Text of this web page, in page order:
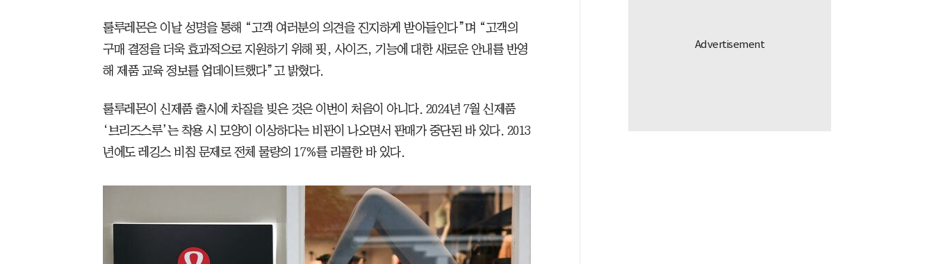
룰루레몬은 이날 성명을 통해 “고객 여러분의 의견을 진지하게 받아들인다”며 “고객의
구매 결정을 더욱 효과적으로 지원하기 위해 핏, 사이즈, 기능에 대한 새로운 안내를 반영
해 제품 교육 정보를 업데이트했다”고 밝혔다.
룰루레몬이 신제품 출시에 차질을 빚은 것은 이번이 처음이 아니다. 2024년 7월 신제품
‘브리즈스루’는 착용 시 모양이 이상하다는 비판이 나오면서 판매가 중단된 바 있다. 2013
년에도 레깅스 비침 문제로 전체 물량의 17%를 리콜한 바 있다.